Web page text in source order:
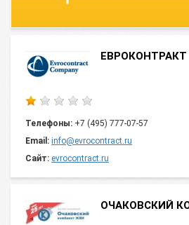
ЕВРОКОНТРАКТ
Телефоны: +7 (495) 777-07-57
Email: info@evrocontract.ru
Сайт: evrocontract.ru
ОЧАКОВСКИЙ